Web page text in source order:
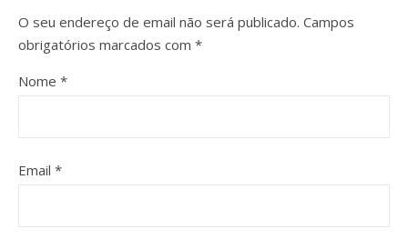
O seu endereço de email não será publicado. Campos
obrigatórios marcados com *
Nome *
Email *